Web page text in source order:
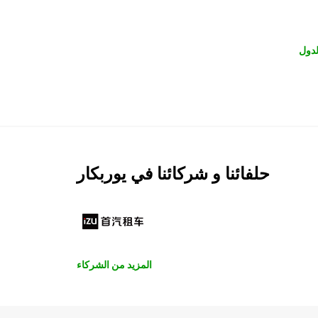
حلفائنا و شركائنا في يوربكار
المزيد من الشركاء